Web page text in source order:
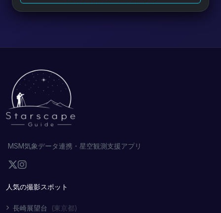
MSM気象データ連携・星空観測支援アプリ
人気の撮影スポット
長崎展望台
(東京都)